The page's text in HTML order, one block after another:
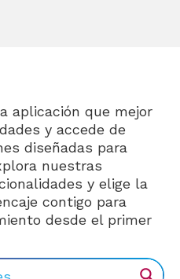
aplicación que mejor
y accede de
diseñadas para
nuestras
y elige la
contigo para
desde el primer